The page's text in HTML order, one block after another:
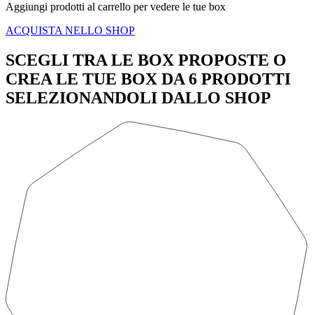
Aggiungi prodotti al carrello per vedere le tue box
ACQUISTA NELLO SHOP
SCEGLI TRA LE BOX PROPOSTE O
CREA LE TUE BOX DA 6 PRODOTTI
SELEZIONANDOLI DALLO SHOP